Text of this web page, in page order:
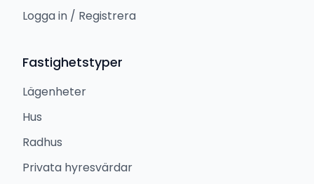
Logga in / Registrera
Fastighetstyper
Lägenheter
Hus
Radhus
Privata hyresvärdar